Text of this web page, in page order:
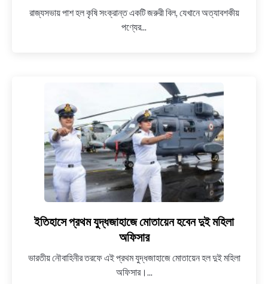
পণ্যের
তালিকায়
পেঁয়াজ,
রাজ্যসভায়
পাশ
হল
অত্যাবশকীয়
পণ্য
আইনের
সংশোধনী
রাজ্যসভায় পাশ হল কৃষি সংক্রান্ত একটি জরুরী বিল, যেখানে অত্যাবশকীয়
পণ্যের...
link
to
প্রথম
যুদ্ধজাহাজে
ইতিহাসে প্রথম যুদ্ধজাহাজে মোতায়েন হবেন দুই মহিলা
অফিসার
ভারতীয় নৌবাহিনীর তরফে এই প্রথম যুদ্ধজাহাজে মোতায়েন হল দুই মহিলা
অফিসার।...